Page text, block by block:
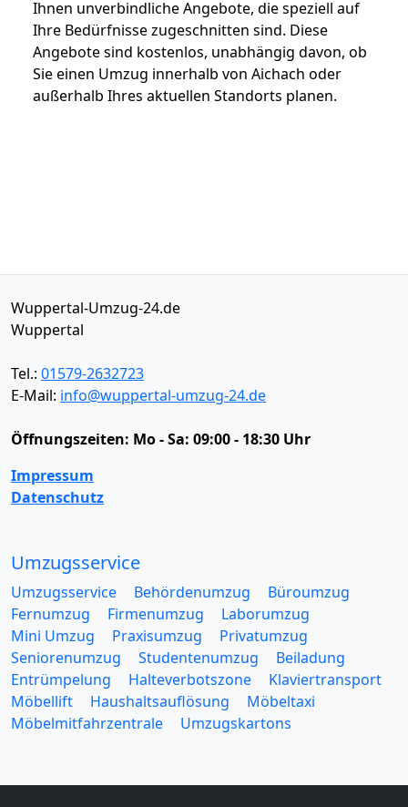
Ihnen unverbindliche Angebote, die speziell auf
Ihre Bedürfnisse zugeschnitten sind. Diese
Angebote sind kostenlos, unabhängig davon, ob
Sie einen Umzug innerhalb von Aichach oder
außerhalb Ihres aktuellen Standorts planen.
Wuppertal-Umzug-24.de
Wuppertal
Tel.: 01579-2632723
E-Mail: info@wuppertal-umzug-24.de
Öffnungszeiten: Mo - Sa: 09:00 - 18:30 Uhr
Impressum
Datenschutz
Umzugsservice
Umzugsservice Behördenumzug
Büroumzug
Fernumzug
Firmenumzug
Laborumzug
Mini Umzug
Praxisumzug
Privatumzug
Seniorenumzug
Studentenumzug
Beiladung
Entrümpelung
Halteverbotszone
Klaviertransport
Möbellift
Haushaltsauflösung
Möbeltaxi
Möbelmitfahrzentrale
Umzugskartons